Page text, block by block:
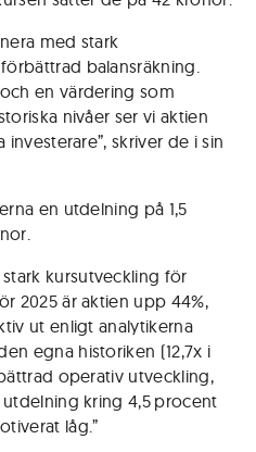
med stark
balansräkning.
en värdering som
nivåer ser vi aktien
skriver de i sin
en utdelning på 1,5
kursutveckling för
2025 är aktien upp 44%,
ut enligt analytikerna
egna historiken (12,7x i
operativ utveckling,
kring 4,5 procent
låg.”